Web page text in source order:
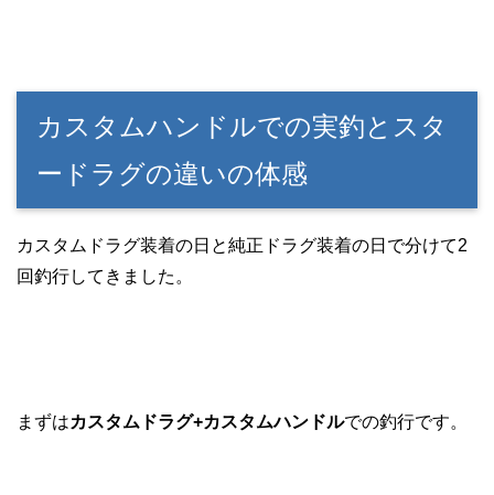
カスタムハンドルでの実釣とスタ
ードラグの違いの体感
カスタムドラグ装着の日と純正ドラグ装着の日で分けて2
回釣行してきました。
まずはカスタムドラグ+カスタムハンドルでの釣行です。